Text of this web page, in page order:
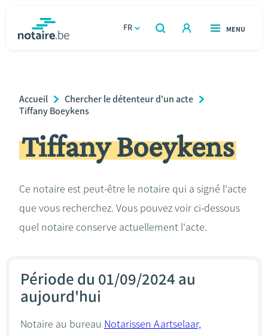
FR
OUVERT
RECHERCHER
OUVERT
MENU
Relations et vivre ensemble
Héritage et donations
Le notaire
Breadcrumb
Accueil
Chercher le détenteur d'un acte
Tiffany Boeykens
Tiffany Boeykens
Ce notaire est peut-être le notaire qui a signé l'acte
que vous recherchez. Vous pouvez voir ci-dessous
quel notaire conserve actuellement l'acte.
Période du 01/09/2024 au
aujourd'hui
Notaire au bureau Notarissen Aartselaar,